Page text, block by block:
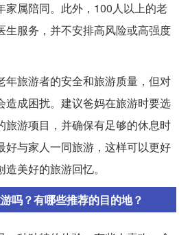
家属陪同。此外，100人以上的老
生服务，并不安排高风险或高强度
年旅游者的安全和旅游质量，但对
造成困扰。建议爸妈在旅游时要选
旅游项目，并确保有足够的休息时
好与家人一同旅游，这样可以更好
美好的旅游回忆。
吗？有哪些推荐的目的地？